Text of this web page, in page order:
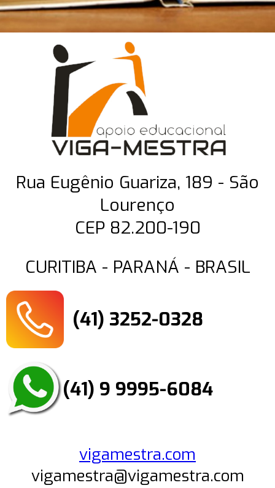
Rua Eugênio Guariza, 189 - São
Lourenço
CEP 82.200-190
CURITIBA - PARANÁ - BRASIL
(41) 3252-0328
(41) 9 9995-6084
vigamestra.com
vigamestra@vigamestra.com